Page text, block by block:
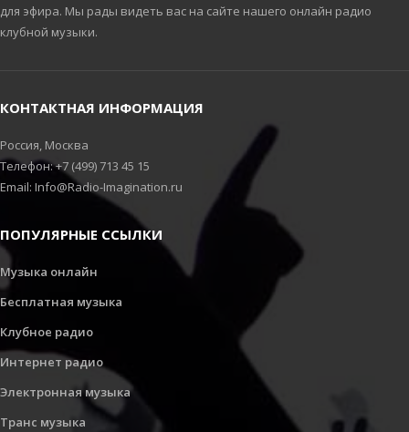
для эфира. Мы рады видеть вас на сайте нашего онлайн радио
клубной музыки.
КОНТАКТНАЯ ИНФОРМАЦИЯ
Россия, Москва
Телефон: +7 (499) 713 45 15
Email: Info@Radio-Imagination.ru
ПОПУЛЯРНЫЕ ССЫЛКИ
Музыка онлайн
Бесплатная музыка
Клубное радио
Интернет радио
Электронная музыка
Транс музыка